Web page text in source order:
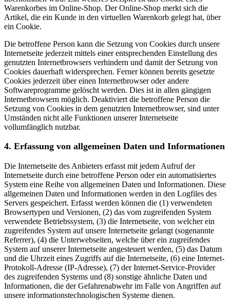
Warenkorbes im Online-Shop. Der Online-Shop merkt sich die
Artikel, die ein Kunde in den virtuellen Warenkorb gelegt hat, über
ein Cookie.
Die betroffene Person kann die Setzung von Cookies durch unsere
Internetseite jederzeit mittels einer entsprechenden Einstellung des
genutzten Internetbrowsers verhindern und damit der Setzung von
Cookies dauerhaft widersprechen. Ferner können bereits gesetzte
Cookies jederzeit über einen Internetbrowser oder andere
Softwareprogramme gelöscht werden. Dies ist in allen gängigen
Internetbrowsern möglich. Deaktiviert die betroffene Person die
Setzung von Cookies in dem genutzten Internetbrowser, sind unter
Umständen nicht alle Funktionen unserer Internetseite
vollumfänglich nutzbar.
4. Erfassung von allgemeinen Daten und Informationen
Die Internetseite des Anbieters erfasst mit jedem Aufruf der
Internetseite durch eine betroffene Person oder ein automatisiertes
System eine Reihe von allgemeinen Daten und Informationen. Diese
allgemeinen Daten und Informationen werden in den Logfiles des
Servers gespeichert. Erfasst werden können die (1) verwendeten
Browsertypen und Versionen, (2) das vom zugreifenden System
verwendete Betriebssystem, (3) die Internetseite, von welcher ein
zugreifendes System auf unsere Internetseite gelangt (sogenannte
Referrer), (4) die Unterwebseiten, welche über ein zugreifendes
System auf unserer Internetseite angesteuert werden, (5) das Datum
und die Uhrzeit eines Zugriffs auf die Internetseite, (6) eine Internet-
Protokoll-Adresse (IP-Adresse), (7) der Internet-Service-Provider
des zugreifenden Systems und (8) sonstige ähnliche Daten und
Informationen, die der Gefahrenabwehr im Falle von Angriffen auf
unsere informationstechnologischen Systeme dienen.